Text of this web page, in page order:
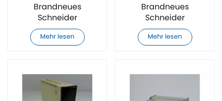
Brandneues
Schneider
VIA1003C11F0000 SPS-
Modul
Mehr lesen
Brandneues
Schneider
STBAVO1250K SPS-
Modul
Mehr lesen